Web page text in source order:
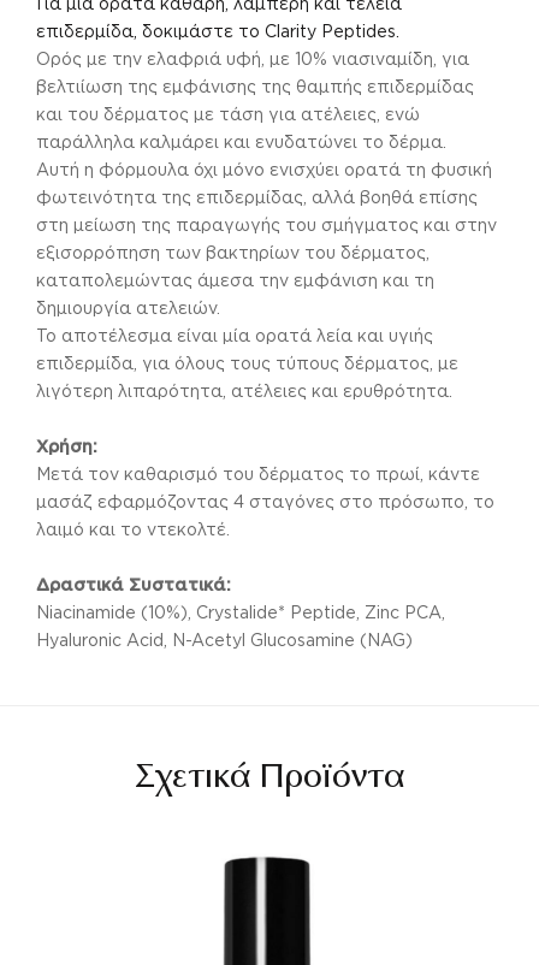
Για μία ορατά καθαρή, λαμπερή και τέλεια
επιδερμίδα, δοκιμάστε το Clarity Peptides.
Ορός με την ελαφριά υφή, με 10% νιασιναμίδη, για
βελτιίωση της εμφάνισης της θαμπής επιδερμίδας
και του δέρματος με τάση για ατέλειες, ενώ
παράλληλα καλμάρει και ενυδατώνει το δέρμα.
Αυτή η φόρμουλα όχι μόνο ενισχύει ορατά τη φυσική
φωτεινότητα της επιδερμίδας, αλλά βοηθά επίσης
στη μείωση της παραγωγής του σμήγματος και στην
εξισορρόπηση των βακτηρίων του δέρματος,
καταπολεμώντας άμεσα την εμφάνιση και τη
δημιουργία ατελειών.
Το αποτέλεσμα είναι μία ορατά λεία και υγιής
επιδερμίδα, για όλους τους τύπους δέρματος, με
λιγότερη λιπαρότητα, ατέλειες και ερυθρότητα.
Χρήση:
Μετά τον καθαρισμό του δέρματος το πρωί, κάντε
μασάζ εφαρμόζοντας 4 σταγόνες στο πρόσωπο, το
λαιμό και το ντεκολτέ.
Δραστικά Συστατικά:
Niacinamide (10%), Crystalide* Peptide, Zinc PCA,
Hyaluronic Acid, N-Acetyl Glucosamine (NAG)
Σχετικά Προϊόντα